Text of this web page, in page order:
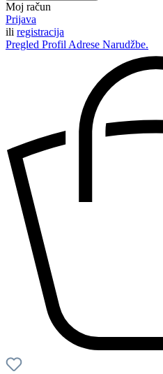
Moj račun
Prijava
ili registracija
Pregled Profil Adrese Narudžbe.